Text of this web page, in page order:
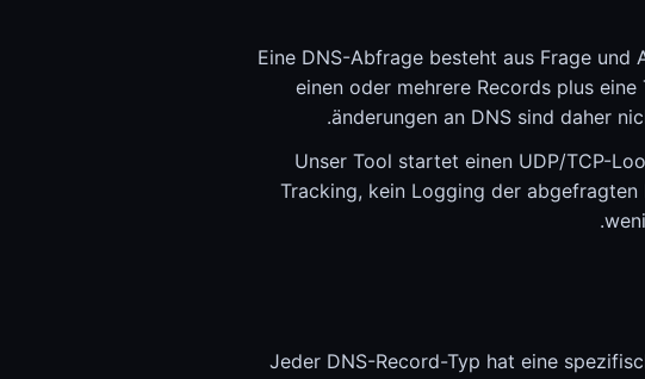
Eine DNS-Abfrage besteht aus Frage
einen oder mehrere Records plus
änderungen an DNS sind daher
Unser Tool startet einen UDP/TCP-
Tracking, kein Logging der
Jeder DNS-Record-Typ hat eine